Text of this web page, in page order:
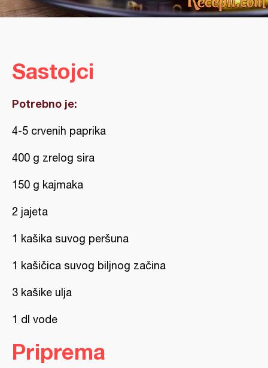
Sastojci
Potrebno je:
4-5 crvenih paprika
400 g zrelog sira
150 g kajmaka
2 jajeta
1 kašika suvog peršuna
1 kašičica suvog biljnog začina
3 kašike ulja
1 dl vode
Priprema